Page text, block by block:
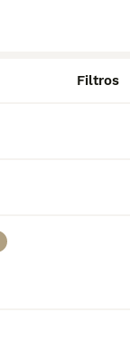
Filtros
y gatitos